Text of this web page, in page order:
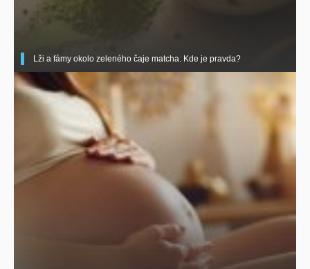
Lži a fámy okolo zeleného čaje matcha. Kde je pravda?